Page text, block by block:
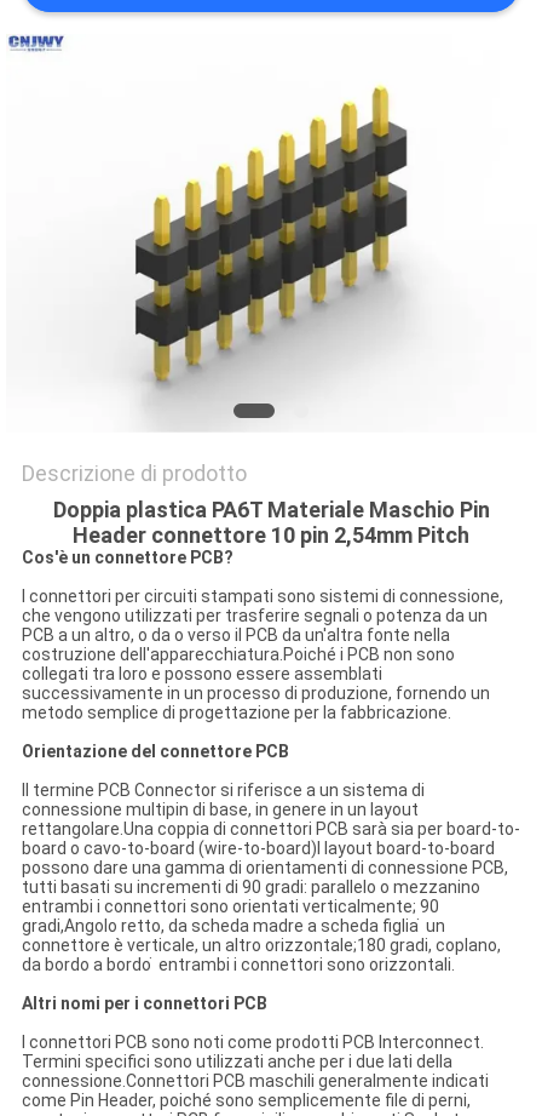
MAPPA
DEL
Descrizione di prodotto
Doppia plastica PA6T Materiale Maschio Pin
Header connettore 10 pin 2,54mm Pitch
Cos'è un connettore PCB?
I connettori per circuiti stampati sono sistemi di connessione,
che vengono utilizzati per trasferire segnali o potenza da un
PCB a un altro, o da o verso il PCB da un'altra fonte nella
costruzione dell'apparecchiatura.Poiché i PCB non sono
collegati tra loro e possono essere assemblati
successivamente in un processo di produzione, fornendo un
metodo semplice di progettazione per la fabbricazione.
Orientazione del connettore PCB
Il termine PCB Connector si riferisce a un sistema di
connessione multipin di base, in genere in un layout
rettangolare.Una coppia di connettori PCB sarà sia per board-to-
board o cavo-to-board (wire-to-board)I layout board-to-board
possono dare una gamma di orientamenti di connessione PCB,
tutti basati su incrementi di 90 gradi: parallelo o mezzanino
entrambi i connettori sono orientati verticalmente; 90
gradi,Angolo retto, da scheda madre a scheda figlia ̇ un
connettore è verticale, un altro orizzontale;180 gradi, coplano,
da bordo a bordo ̇ entrambi i connettori sono orizzontali.
Altri nomi per i connettori PCB
I connettori PCB sono noti come prodotti PCB Interconnect.
Termini specifici sono utilizzati anche per i due lati della
connessione.Connettori PCB maschili generalmente indicati
come Pin Header, poiché sono semplicemente file di perni,